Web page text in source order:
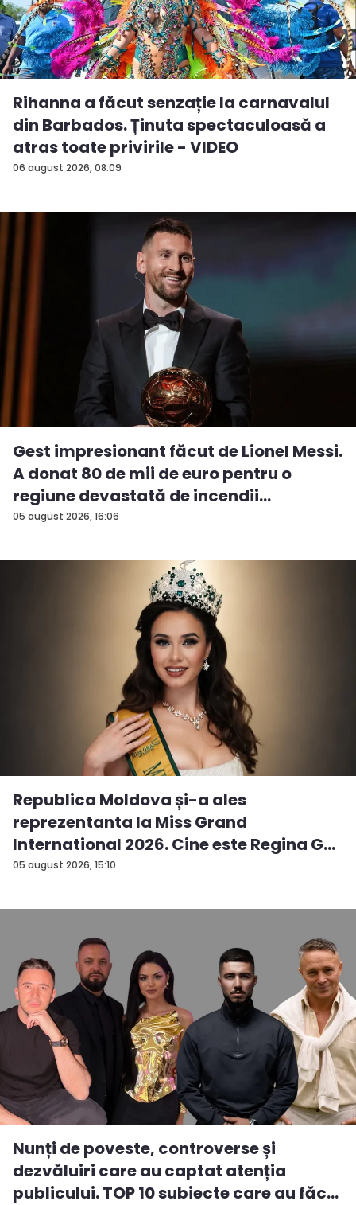
06 august 2026, 08:09
Rihanna a făcut senzație la carnavalul
din Barbados. Ținuta spectaculoasă a
atras toate privirile - VIDEO
05 august 2026, 16:06
Gest impresionant făcut de Lionel Messi.
A donat 80 de mii de euro pentru o
regiune devastată de incendii
05 august 2026, 15:10
Republica Moldova și-a ales
reprezentanta la Miss Grand
International 2026. Cine este Regina G...
Nunți de poveste, controverse și
dezvăluiri care au captat atenția
publicului. TOP 10 subiecte care au făc...